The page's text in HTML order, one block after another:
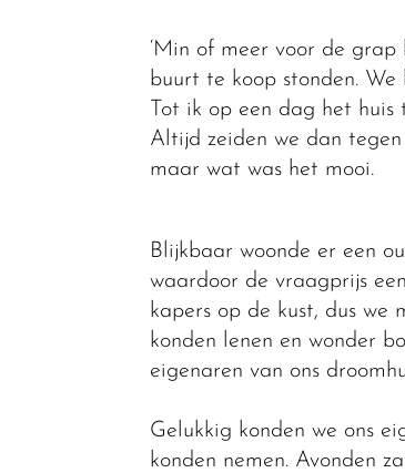
‘Min of meer voor de
buurt te koop stonden.
Tot ik op een dag het
Altijd zeiden we dan
maar wat was het mooi.
Blijkbaar woonde er een
waardoor de vraagprijs
kapers op de kust, dus we
konden lenen en wonder
eigenaren van ons
Gelukkig konden we ons
konden nemen. Avonden